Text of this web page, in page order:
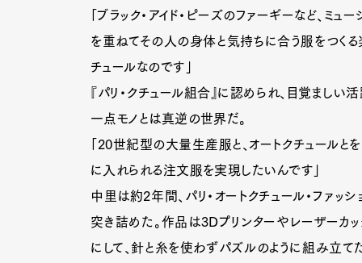
「ブラック・アイド・ピーズのファーギーなど、
を重ねてその人の身体と気持ちに合う服をつくる
チュールなのです」
『パリ・クチュール組合』に認められ、目覚まし
一点モノとは真逆の世界だ。
「20世紀型の大量生産服と、オートクチュール
に入れられる注文服を実現したいんです」
中里は約2年間、パリ・オートクチュール・ファッ
突き詰めた。作品は3Dプリンターやレーザーカ
にして、針と糸を使わずパズルのように組み立て